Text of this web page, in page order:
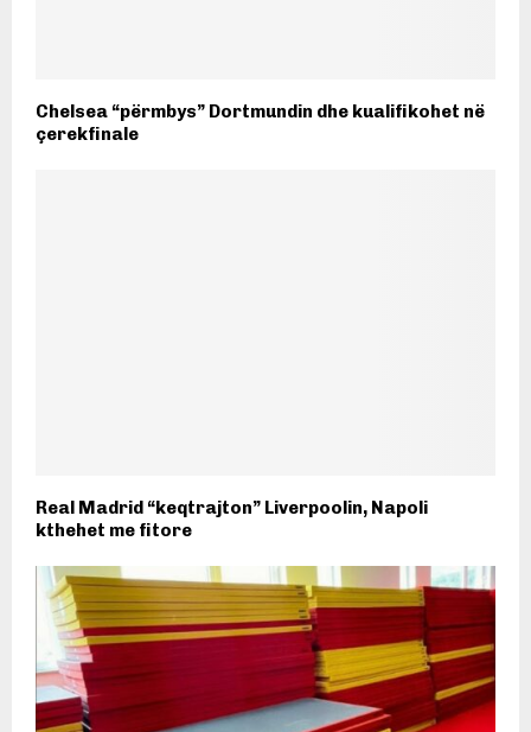
Chelsea “përmbys” Dortmundin dhe kualifikohet në
çerekfinale
Real Madrid “keqtrajton” Liverpoolin, Napoli
kthehet me fitore